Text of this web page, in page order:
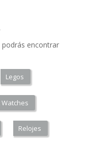
podrás encontrar
Legos
Watches
Relojes